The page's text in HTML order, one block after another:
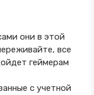
они в этой
все
геймерам
с учетной